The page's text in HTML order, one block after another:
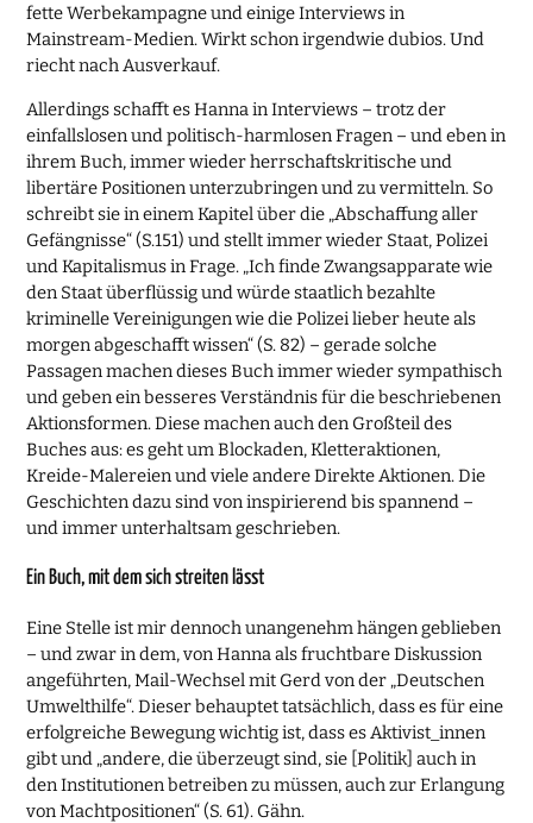
fette Werbekampagne und einige Interviews in
Mainstream-Medien. Wirkt schon irgendwie dubios. Und
riecht nach Ausverkauf.
Allerdings schafft es Hanna in Interviews – trotz der
einfallslosen und politisch-harmlosen Fragen – und eben in
ihrem Buch, immer wieder herrschaftskritische und
libertäre Positionen unterzubringen und zu vermitteln. So
schreibt sie in einem Kapitel über die „Abschaffung aller
Gefängnisse“ (S.151) und stellt immer wieder Staat, Polizei
und Kapitalismus in Frage. „Ich finde Zwangsapparate wie
den Staat überflüssig und würde staatlich bezahlte
kriminelle Vereinigungen wie die Polizei lieber heute als
morgen abgeschafft wissen“ (S. 82) – gerade solche
Passagen machen dieses Buch immer wieder sympathisch
und geben ein besseres Verständnis für die beschriebenen
Aktionsformen. Diese machen auch den Großteil des
Buches aus: es geht um Blockaden, Kletteraktionen,
Kreide-Malereien und viele andere Direkte Aktionen. Die
Geschichten dazu sind von inspirierend bis spannend –
und immer unterhaltsam geschrieben.
Ein Buch, mit dem sich streiten lässt
Eine Stelle ist mir dennoch unangenehm hängen geblieben
– und zwar in dem, von Hanna als fruchtbare Diskussion
angeführten, Mail-Wechsel mit Gerd von der „Deutschen
Umwelthilfe“. Dieser behauptet tatsächlich, dass es für eine
erfolgreiche Bewegung wichtig ist, dass es Aktivist_innen
gibt und „andere, die überzeugt sind, sie [Politik] auch in
den Institutionen betreiben zu müssen, auch zur Erlangung
von Machtpositionen“ (S. 61). Gähn.